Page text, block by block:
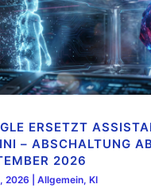
ERSETZT
– ABSCHALTUNG
2026
2026 Allgemein, KI